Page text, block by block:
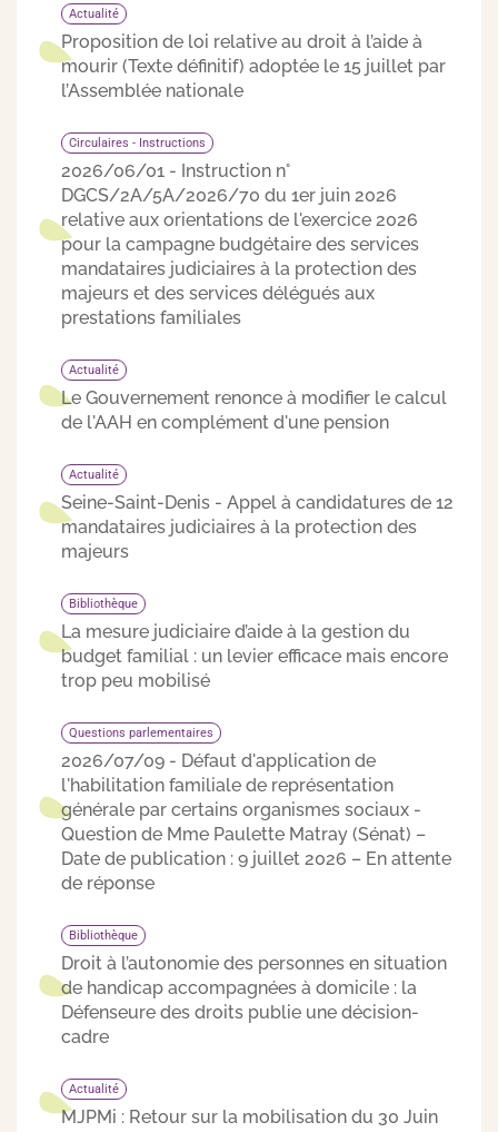
Actualité
Proposition de loi relative au droit à l’aide à
mourir (Texte définitif) adoptée le 15 juillet par
l’Assemblée nationale
Circulaires - Instructions
2026/06/01 - Instruction n°
DGCS/2A/5A/2026/70 du 1er juin 2026
relative aux orientations de l'exercice 2026
pour la campagne budgétaire des services
mandataires judiciaires à la protection des
majeurs et des services délégués aux
prestations familiales
Actualité
Le Gouvernement renonce à modifier le calcul
de l'AAH en complément d'une pension
Actualité
Seine-Saint-Denis - Appel à candidatures de 12
mandataires judiciaires à la protection des
majeurs
Bibliothèque
La mesure judiciaire d’aide à la gestion du
budget familial : un levier efficace mais encore
trop peu mobilisé
Questions parlementaires
2026/07/09 - Défaut d'application de
l'habilitation familiale de représentation
générale par certains organismes sociaux -
Question de Mme Paulette Matray (Sénat) –
Date de publication : 9 juillet 2026 – En attente
de réponse
Bibliothèque
Droit à l’autonomie des personnes en situation
de handicap accompagnées à domicile : la
Défenseure des droits publie une décision-
cadre
Actualité
MJPMi : Retour sur la mobilisation du 30 Juin